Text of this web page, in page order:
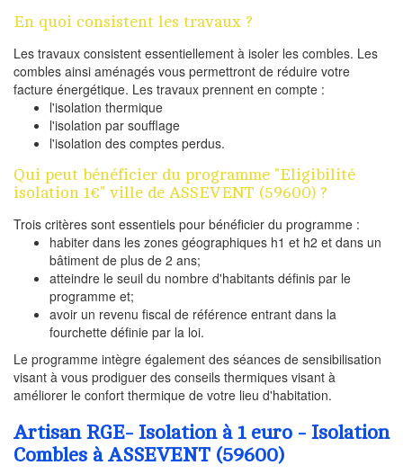
En quoi consistent les travaux ?
Les travaux consistent essentiellement à isoler les combles. Les
combles ainsi aménagés vous permettront de réduire votre
facture énergétique. Les travaux prennent en compte :
l'isolation thermique
l'isolation par soufflage
l'isolation des comptes perdus.
Qui peut bénéficier du programme "Eligibilité
isolation 1€" ville de ASSEVENT (59600) ?
Trois critères sont essentiels pour bénéficier du programme :
habiter dans les zones géographiques h1 et h2 et dans un
bâtiment de plus de 2 ans;
atteindre le seuil du nombre d'habitants définis par le
programme et;
avoir un revenu fiscal de référence entrant dans la
fourchette définie par la loi.
Le programme intègre également des séances de sensibilisation
visant à vous prodiguer des conseils thermiques visant à
améliorer le confort thermique de votre lieu d'habitation.
Artisan RGE- Isolation à 1 euro - Isolation
Combles à ASSEVENT (59600)